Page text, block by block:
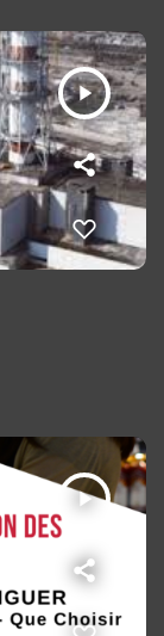
play_arrow
play_arrow